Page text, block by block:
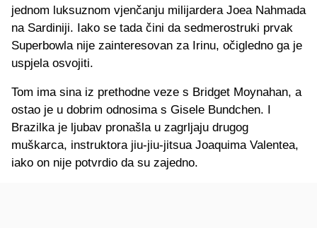
jednom luksuznom vjenčanju milijardera Joea Nahmada
na Sardiniji. Iako se tada čini da sedmerostruki prvak
Superbowla nije zainteresovan za Irinu, očigledno ga je
uspjela osvojiti.
Tom ima sina iz prethodne veze s Bridget Moynahan, a
ostao je u dobrim odnosima s Gisele Bundchen. I
Brazilka je ljubav pronašla u zagrljaju drugog
muškarca, instruktora jiu-jiu-jitsua Joaquima Valentea,
iako on nije potvrdio da su zajedno.